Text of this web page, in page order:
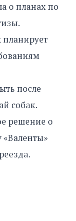
о планах по
планирует
после
собак.
решение о
«Валенты»